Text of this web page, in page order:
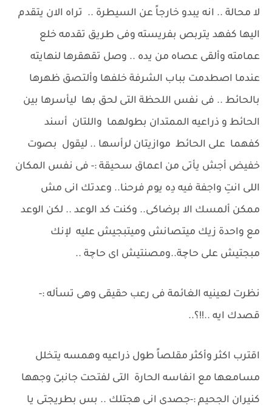
لا محالة .. انه يبدو خارجاً عن السيطرة .. تراه الان يتقدم
اليها كفهد يتربص بفريسته وفى طريق تقدمه خلع
عمامته وألقى عصاه من يده .. وصل تقهقرها لنهايته
عندما اصطدمت بباب الشرفة خلفها وألتصق ظهرها
بالحائط .. فى نفس اللحظة التى لحق بها ليأسرها بين
الحائط و ذراعيه الممتدان بطولهما واللتان أسند
كفهما على الحائط موازيتان لرأسها .. ليقول بصوت
خفيض أجش يأتى من اعماق سحيقة :- فى نفس المكان
اللى انتِ واجفة فيه دِه يوم فرحنا.. وعدتك انى مش
ممكن ألمسك الا برضاكى.. وكنت كد الوعد .. لكن الوعد
مع واحدة زيك ميتصانش وميتبجيش عليه لإنك
مبجتيش على حاچة..ومصنتيش اى حاچة ..
نظرت لعينيه الغائمة فى رعب حقيقى وهى تسأله :-
قصدك ايه ..!!؟..
اقترب اكثر وأكثر مقلصاً طول ذراعيه وهمسه يتخلل
مسامعها مع انفاسه الحارة التى لفتحت جانبىّ وجهها
كنيران الجحيم :-جصدى انى هجتلك .. بس بطريجتى يا